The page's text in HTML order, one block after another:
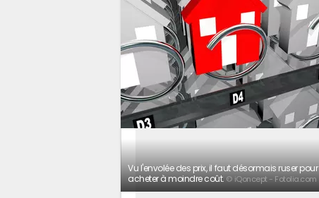
Vu l'envolée des prix, il faut désormais ruser pour
acheter à moindre coût. © iQoncept - Fotolia.com